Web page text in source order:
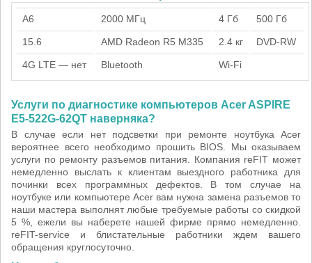
A6 2000 МГц 4 Гб 500 Гб
15.6 AMD Radeon R5 M335 2.4 кг DVD-RW
4G LTE — нет Bluetooth Wi-Fi
Услуги по диагностике компьютеров Acer ASPIRE
E5-522G-62QT наверняка?
В случае если нет подсветки при ремонте ноутбука Acer
вероятнее всего необходимо прошить BIOS. Мы оказываем
услуги по ремонту разъемов питания. Компания reFIT может
немедленно выслать к клиентам выездного работника для
починки всех программных дефектов. В том случае на
ноутбуке или компьютере Acer вам нужна замена разъемов то
наши мастера выполнят любые требуемые работы со скидкой
5 %, ежели вы наберете нашей фирме прямо немедленно.
reFIT-service и блистательные работники ждем вашего
обращения круглосуточно.